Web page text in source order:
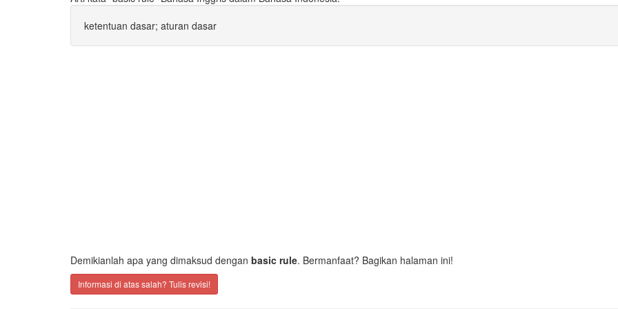
ketentuan dasar; aturan dasar
Demikianlah apa yang dimaksud dengan basic rule. Bermanfaat? Bagikan halaman ini!
Informasi di atas salah? Tulis revisi!